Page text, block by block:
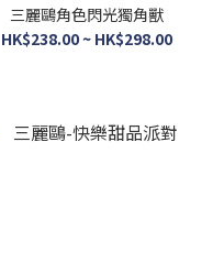
三麗鷗角色閃光獨角獸
HK$238.00 ~ HK$298.00